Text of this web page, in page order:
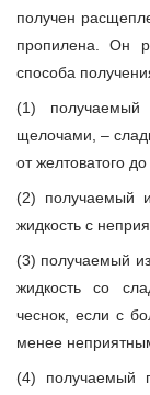
получен
пропилена. Он
способа
(1) получаемый
щелочами, –
от желтоватого
(2) получаемый
жидкость с
(3) получаемый
жидкость со
чеснок, если с
менее
(4) получаемый